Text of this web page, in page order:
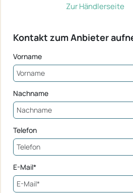
Zur Händlerseite
Kontakt zum Anbieter
Vorname
Nachname
Telefon
E-Mail*